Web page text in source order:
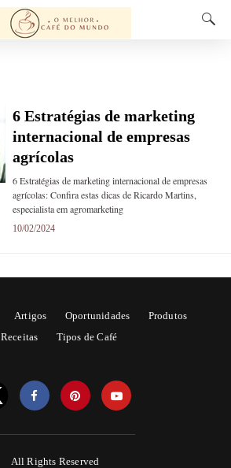
6 Estratégias de marketing
internacional de empresas
agrícolas
6 Estratégias de marketing internacional de empresas
agrícolas: Confira estas dicas de Ricardo Martins,
especialista em agromarketing
10/02/2024
Artigos Oportunidades
Produtos
Receitas
Tipos de Café
All Rights Reserved